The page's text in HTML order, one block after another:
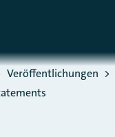
SPRINGEN
Veröffentlichungen